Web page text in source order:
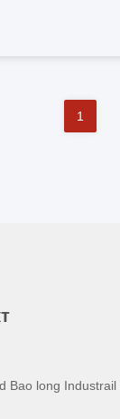
1
Bao long Industrail